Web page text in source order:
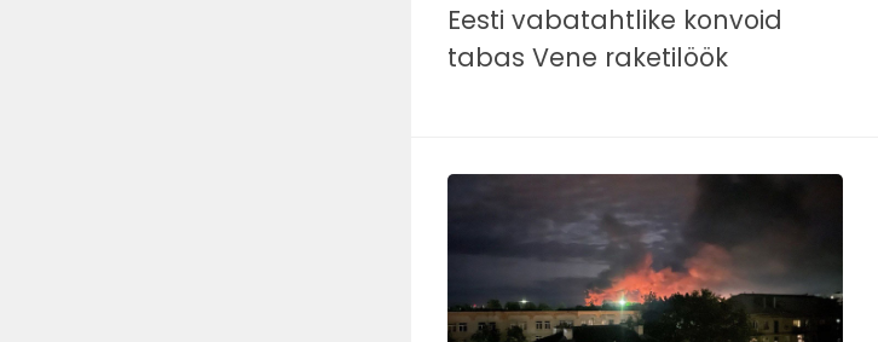
Eesti vabatahtlike konvoid
tabas Vene raketilöök